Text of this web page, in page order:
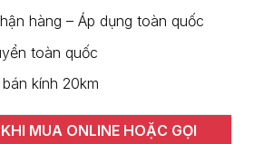
hàng – Áp dụng toàn quốc
toàn quốc
kính 20km
MUA ONLINE HOẶC GỌI